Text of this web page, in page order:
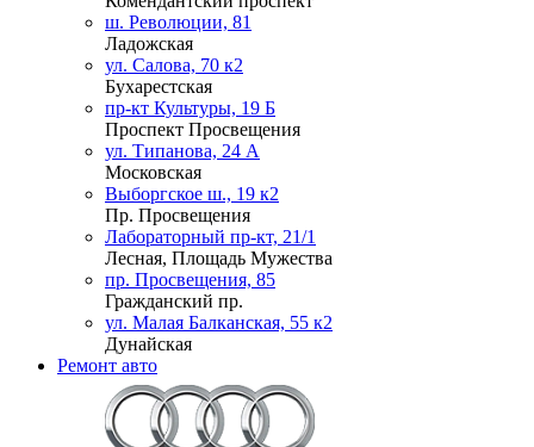
ш. Революции, 81
Ладожская
ул. Салова, 70 к2
Бухарестская
пр-кт Культуры, 19 Б
Проспект Просвещения
ул. Типанова, 24 А
Московская
Выборгское ш., 19 к2
Пр. Просвещения
Лабораторный пр-кт, 21/1
Лесная, Площадь Мужества
пр. Просвещения, 85
Гражданский пр.
ул. Малая Балканская, 55 к2
Дунайская
Ремонт авто